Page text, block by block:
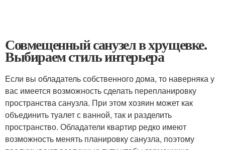
Совмещенный санузел в хрущевке.
Выбираем стиль интерьера
Если вы обладатель собственного дома, то наверняка у
вас имеется возможность сделать перепланировку
пространства санузла. При этом хозяин может как
объединить туалет с ванной, так и разделить
пространство. Обладатели квартир редко имеют
возможность менять планировку санузла, поэтому